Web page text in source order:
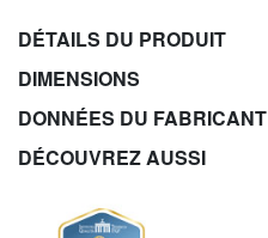
DÉTAILS DU PRODUIT
DIMENSIONS
DONNÉES DU FABRICANT
DÉCOUVREZ AUSSI